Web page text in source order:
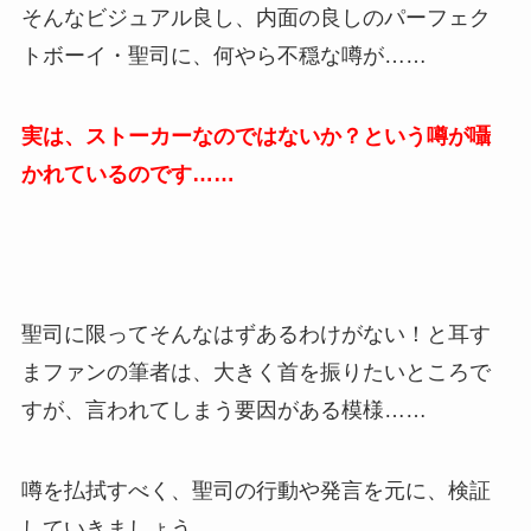
そんなビジュアル良し、内面の良しのパーフェク
トボーイ・聖司に、何やら不穏な噂が……
実は、ストーカーなのではないか？という噂が囁
かれているのです……
聖司に限ってそんなはずあるわけがない！と耳す
まファンの筆者は、大きく首を振りたいところで
すが、言われてしまう要因がある模様……
噂を払拭すべく、聖司の行動や発言を元に、検証